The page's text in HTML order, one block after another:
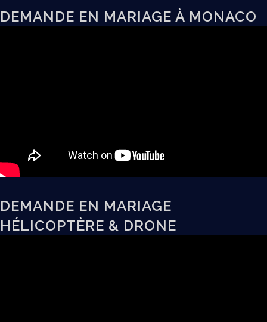
DEMANDE EN MARIAGE À MONACO
DEMANDE EN MARIAGE
HÉLICOPTÈRE & DRONE